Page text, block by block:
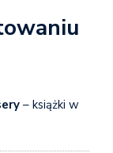
– książki w